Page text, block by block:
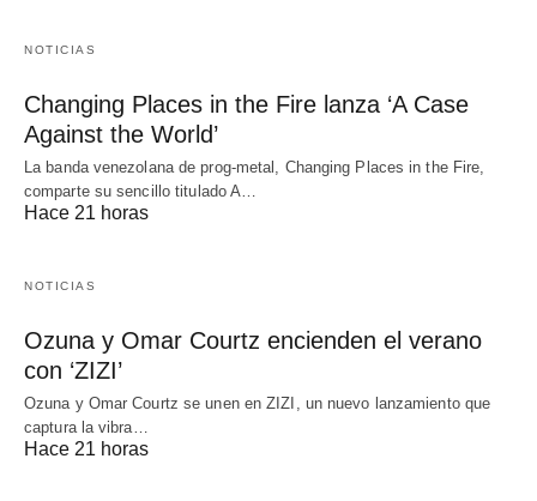
NOTICIAS
Changing Places in the Fire lanza ‘A Case
Against the World’
La banda venezolana de prog-metal, Changing Places in the Fire,
comparte su sencillo titulado A…
Hace 21 horas
NOTICIAS
Ozuna y Omar Courtz encienden el verano
con ‘ZIZI’
Ozuna y Omar Courtz se unen en ZIZI, un nuevo lanzamiento que
captura la vibra…
Hace 21 horas